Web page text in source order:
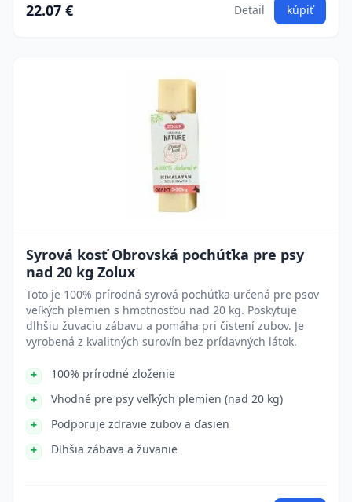
22.07 € Detail kúpiť
Syrová kosť Obrovská pochúťka pre psy
nad 20 kg Zolux
Toto je 100% prírodná syrová pochúťka určená pre psov
veľkých plemien s hmotnosťou nad 20 kg. Poskytuje
dlhšiu žuvaciu zábavu a pomáha pri čistení zubov. Je
vyrobená z kvalitných surovín bez prídavných látok.
100% prírodné zloženie
Vhodné pre psy veľkých plemien (nad 20 kg)
Podporuje zdravie zubov a ďasien
Dlhšia zábava a žuvanie